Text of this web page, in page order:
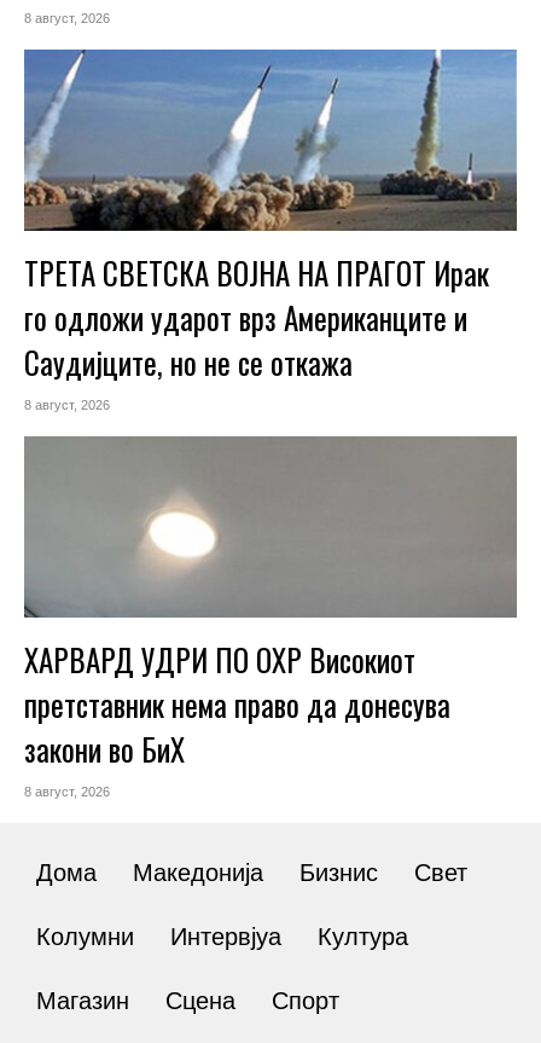
8 август, 2026
ТРЕТА СВЕТСКА ВОЈНА НА ПРАГОТ Ирак
го одложи ударот врз Американците и
Саудијците, но не се откажа
8 август, 2026
ХАРВАРД УДРИ ПО ОХР Високиот
претставник нема право да донесува
закони во БиХ
8 август, 2026
Дома Македонија Бизнис Свет
Колумни Интервјуа Култура
Магазин Сцена Спорт